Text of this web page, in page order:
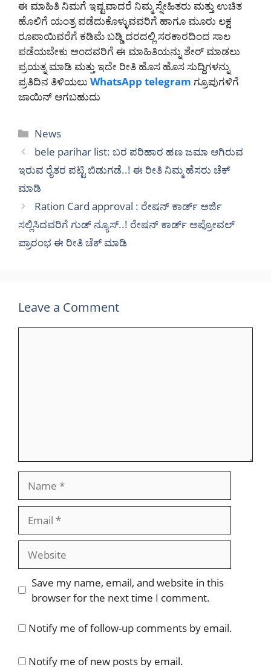
ಈ ಮಾಹಿತಿ ನಿಮಗೆ ಇಷ್ಟವಾದರೆ ನಿಮ್ಮ ಸ್ನೇಹಿತರು ಮತ್ತು ಉಚಿತ
ಹೊಲಿಗೆ ಯಂತ್ರ ಪಡೆದುಕೊಳ್ಳುವವರಿಗೆ ಹಾಗೂ ಮೂರು ಲಕ್ಷ
ರೂಪಾಯಿವರೆಗೆ ಕಡಿಮೆ ಬಡ್ಡಿ ದರದಲ್ಲಿ ಸರಕಾರದಿಂದ ಸಾಲ
ಪಡೆಯಬೇಕು ಅಂದವರಿಗೆ ಈ ಮಾಹಿತಿಯನ್ನು ಶೇರ್ ಮಾಡಲು
ಪ್ರಯತ್ನ ಮಾಡಿ ಮತ್ತು ಇದೇ ರೀತಿ ಹೊಸ ಹೊಸ ಸುದ್ದಿಗಳನ್ನು
ಪ್ರತಿದಿನ ತಿಳಿಯಲು WhatsApp telegram ಗ್ರೂಪುಗಳಿಗೆ
ಜಾಯಿನ್ ಆಗಬಹುದು
Categories
News
bele parihar list: ಬರ ಪರಿಹಾರ ಹಣ ಜಮಾ ಆಗಿರುವ
ಇರುವ ರೈತರ ಪಟ್ಟಿ ಬಿಡುಗಡೆ..! ಈ ರೀತಿ ನಿಮ್ಮ ಹೆಸರು ಚೆಕ್
ಮಾಡಿ
Ration Card approval : ರೇಷನ್ ಕಾರ್ಡ್ ಅರ್ಜಿ
ಸಲ್ಲಿಸಿದವರಿಗೆ ಗುಡ್ ನ್ಯೂಸ್..! ರೇಷನ್ ಕಾರ್ಡ್ ಅಪ್ರೋವಲ್
ಪ್ರಾರಂಭ ಈ ರೀತಿ ಚೆಕ್ ಮಾಡಿ
Leave a Comment
Website
Save my name, email, and website in this
browser for the next time I comment.
Notify me of follow-up comments by email.
Notify me of new posts by email.